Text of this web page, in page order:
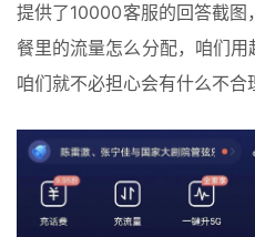
提供了10000客服的回答截
餐里的流量怎么分配，咱们用
咱们就不必担心会有什么不合